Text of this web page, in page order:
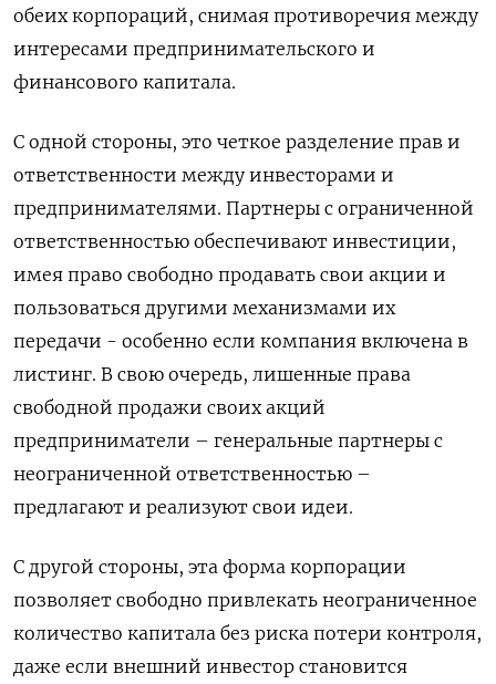
обеих корпораций, снимая противоречия между
интересами предпринимательского и
финансового капитала.
С одной стороны, это четкое разделение прав и
ответственности между инвесторами и
предпринимателями. Партнеры с ограниченной
ответственностью обеспечивают инвестиции,
имея право свободно продавать свои акции и
пользоваться другими механизмами их
передачи - особенно если компания включена в
листинг. В свою очередь, лишенные права
свободной продажи своих акций
предприниматели – генеральные партнеры с
неограниченной ответственностью –
предлагают и реализуют свои идеи.
С другой стороны, эта форма корпорации
позволяет свободно привлекать неограниченное
количество капитала без риска потери контроля,
даже если внешний инвестор становится